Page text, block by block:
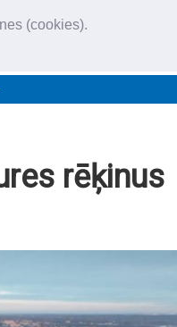
(cookies).
aptver Daugavpils valstspilsētu,
rēķinus